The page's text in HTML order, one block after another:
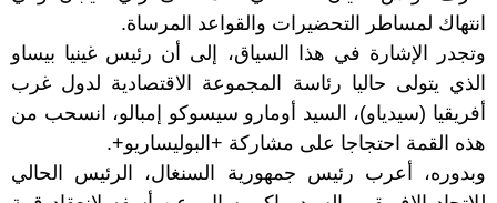
انتهاك لمساطر التحضيرات والقواعد المرساة.
وتجدر الإشارة في هذا السياق، إلى أن رئيس غينيا بيساو
الذي يتولى حاليا رئاسة المجموعة الاقتصادية لدول غرب
أفريقيا (سيدياو)، السيد أومارو سيسوكو إمبالو، انسحب من
هذه القمة احتجاجا على مشاركة +البوليساريو+.
وبدوره، أعرب رئيس جمهورية السنغال، الرئيس الحالي